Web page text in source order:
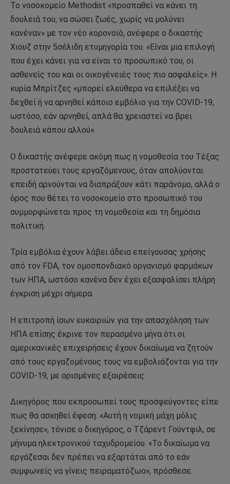
Το νοσοκομείο Methodist «προσπαθεί να κάνει τη
δουλειά του, να σώσει ζωές, χωρίς να μολύνει
κανέναν» με τον νέο κορονοϊό, ανέφερε ο δικαστής
Χιουζ στην 5σέλιδη ετυμηγορία του. «Είναι μια επιλογή
που έχει κάνει για να είναι το προσωπικό του, οι
ασθενείς του και οι οικογένειές τους πιο ασφαλείς». Η
κυρία Μπρίτζες «μπορεί ελεύθερα να επιλέξει να
δεχθεί ή να αρνηθεί κάποιο εμβόλιο για την COVID-19,
ωστόσο, εάν αρνηθεί, απλά θα χρειαστεί να βρει
δουλειά κάπου αλλού».
Ο δικαστής ανέφερε ακόμη πως η νομοθεσία του Τέξας
προστατεύει τους εργαζόμενους, όταν απολύονται
επειδή αρνούνται να διαπράξουν κάτι παράνομο, αλλά ο
όρος που θέτει το νοσοκομείο στο προσωπικό του
συμμορφώνεται προς τη νομοθεσία και τη δημόσια
πολιτική.
Τρία εμβόλια έχουν λάβει άδεια επείγουσας χρήσης
από τον FDA, τον ομοσπονδιακό οργανισμό φαρμάκων
των ΗΠΑ, ωστόσο κανένα δεν έχει εξασφαλίσει πλήρη
έγκριση μέχρι σήμερα.
Η επιτροπή ίσων ευκαιριών για την απασχόληση των
ΗΠΑ επίσης έκρινε τον περασμένο μήνα ότι οι
αμερικανικές επιχειρήσεις έχουν δικαίωμα να ζητούν
από τους εργαζομένους τους να εμβολιάζονται για την
COVID-19, με ορισμένες εξαιρέσεις.
Δικηγόρος που εκπροσωπεί τους προσφεύγοντες είπε
πως θα ασκηθεί έφεση. «Αυτή η νομική μάχη μόλις
ξεκίνησε», τόνισε ο δικηγόρος, ο Τζάρεντ Γούντφιλ, σε
μήνυμα ηλεκτρονικού ταχυδρομείου. «Το δικαίωμα να
εργάζεσαι δεν πρέπει να εξαρτάται από το εάν
συμφωνείς να γίνεις πειραματόζωο», πρόσθεσε.